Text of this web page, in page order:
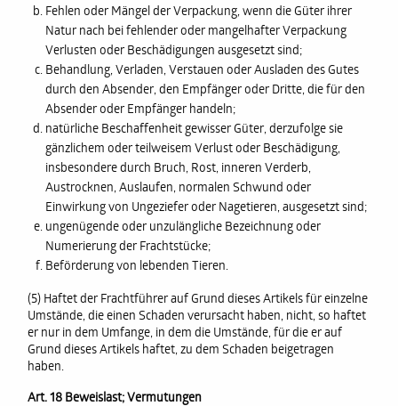
Fehlen oder Mängel der Verpackung, wenn die Güter ihrer
Natur nach bei fehlender oder mangelhafter Verpackung
Verlusten oder Beschädigungen ausgesetzt sind;
Behandlung, Verladen, Verstauen oder Ausladen des Gutes
durch den Absender, den Empfänger oder Dritte, die für den
Absender oder Empfänger handeln;
natürliche Beschaffenheit gewisser Güter, derzufolge sie
gänzlichem oder teilweisem Verlust oder Beschädigung,
insbesondere durch Bruch, Rost, inneren Verderb,
Austrocknen, Auslaufen, normalen Schwund oder
Einwirkung von Ungeziefer oder Nagetieren, ausgesetzt sind;
ungenügende oder unzulängliche Bezeichnung oder
Numerierung der Frachtstücke;
Beförderung von lebenden Tieren.
(5) Haftet der Frachtführer auf Grund dieses Artikels für einzelne
Umstände, die einen Schaden verursacht haben, nicht, so haftet
er nur in dem Umfange, in dem die Umstände, für die er auf
Grund dieses Artikels haftet, zu dem Schaden beigetragen
haben.
Art. 18 Beweislast; Vermutungen